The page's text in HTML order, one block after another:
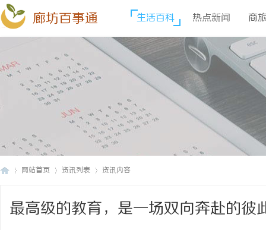
廊坊百事通 生活百科 热点新闻 商
网站首页 资讯列表 资讯内容
最高级的教育，是一场双向奔赴的彼